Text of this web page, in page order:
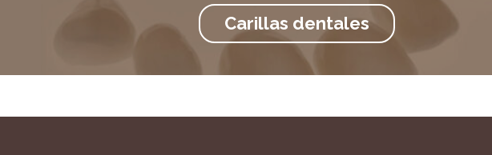
Carillas dentales